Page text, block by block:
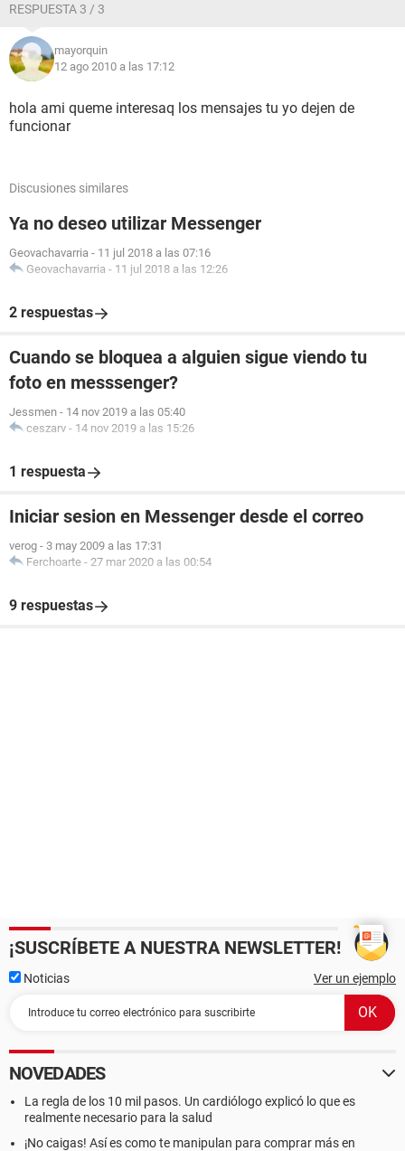
RESPUESTA 3 / 3
mayorquin
12 ago 2010 a las 17:12
hola ami queme interesaq los mensajes tu yo dejen de
funcionar
Discusiones similares
Ya no deseo utilizar Messenger
Geovachavarria - 11 jul 2018 a las 07:16
Geovachavarria - 11 jul 2018 a las 12:26
2 respuestas
Cuando se bloquea a alguien sigue viendo tu
foto en messsenger?
Jessmen - 14 nov 2019 a las 05:40
ceszarv - 14 nov 2019 a las 15:26
1 respuesta
Iniciar sesion en Messenger desde el correo
verog - 3 may 2009 a las 17:31
Ferchoarte - 27 mar 2020 a las 00:54
9 respuestas
¡SUSCRÍBETE A NUESTRA NEWSLETTER!
Noticias Ver un ejemplo
NOVEDADES
La regla de los 10 mil pasos. Un cardiólogo explicó lo que es
realmente necesario para la salud
¡No caigas! Así es como te manipulan para comprar más en